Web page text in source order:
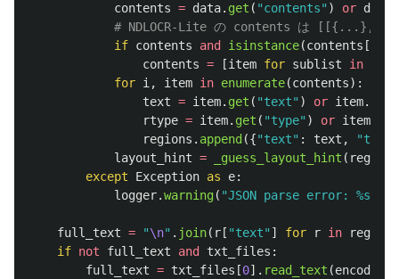
contents = data. get ( "contents" ) or data
if contents and isinstance(contents [
contents = [item for sublist in
for i, item in enumerate(contents):
text = item. get ( "text" ) or item.
rtype = item. get ( "type" ) or item
regions . append ({"text" : text , "type
layout_hint = _guess_layout_hint ( regions
except
Exception as e:
logger.warning( "JSON parse error: %s
full_text = "\n" . join( r [ "text" ] for r in
regions
if not full_text and txt_files :
full_text = txt_files [0]. read_text (encoding